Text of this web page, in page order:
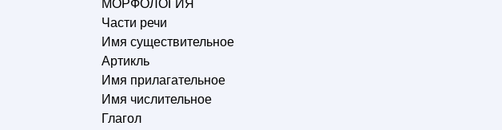
МОРФОЛОГИЯ
Части речи
Имя существительное
Артикль
Имя прилагательное
Имя числительное
Глагол